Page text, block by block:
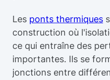
Les ponts thermiques
construction où
ce qui entraîne des
importantes. Ils se
jonctions entre